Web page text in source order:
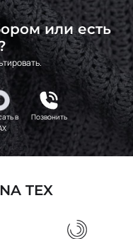
или есть
в
Позвонить
TEX